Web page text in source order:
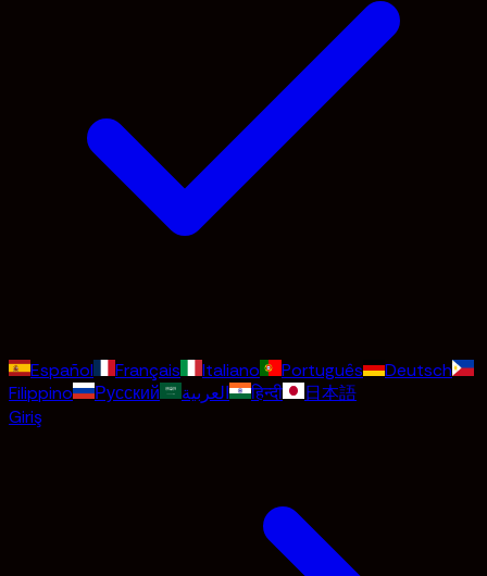
Español Français Italiano Português
Deutsch
Filippino
Русский العربية हिन्दी
日本語
Giriş